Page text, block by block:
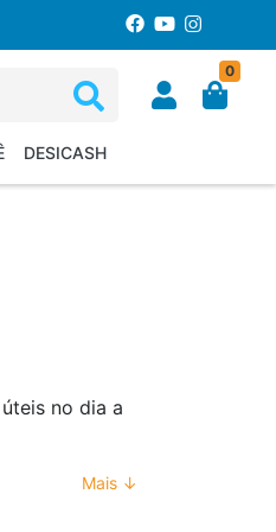
0
DESICASH
no dia a
Mais ↓